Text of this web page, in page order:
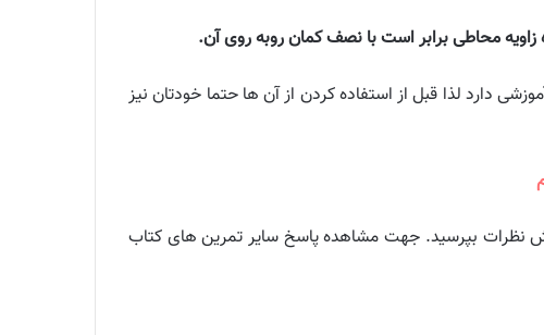
دارد لذا قبل از استفاده کردن از آن ها حتما خودتان نیز
کردیم، اگر سوالی دارید از بخش نظرات بپرسید. جهت مشاهده پاسخ سایر تمرین های کتاب